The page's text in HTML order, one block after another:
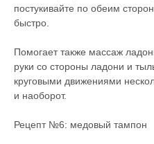
постукивайте по обеим
быстро.
Помогает также массаж
руки со стороны ладони и
круговыми движениями
и наоборот.
Рецепт №6: медовый тампон